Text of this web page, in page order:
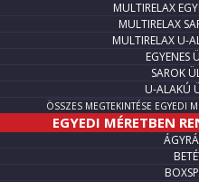
MULTIRELAX
MULTIRELAX
MULTIRELAX U-
EGYENES
SAROK
U-ALAKÚ
ÖSSZES MEGTEKINTÉSE EGYEDI
EGYEDI MÉRETBEN